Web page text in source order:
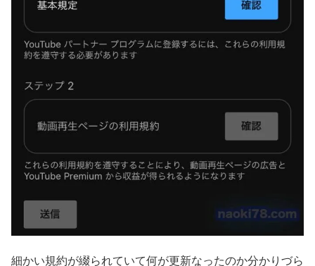
細かい規約が綴られていて何が更新なったのか分かりづら